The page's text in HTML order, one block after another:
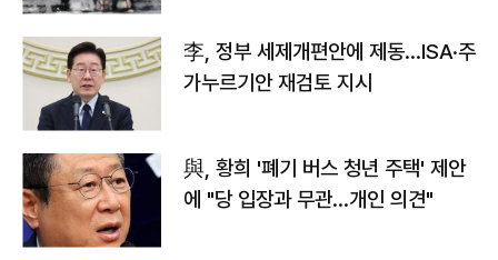
李, 정부 세제개편안에 제동…ISA·주
가누르기안 재검토 지시
與, 황희 '폐기 버스 청년 주택' 제안
에 "당 입장과 무관…개인 의견"